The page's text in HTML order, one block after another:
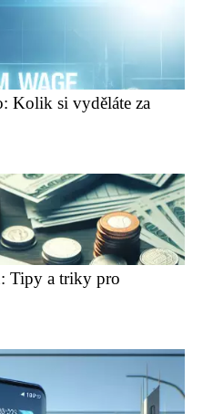
Kolik si vyděláte za
Tipy a triky pro